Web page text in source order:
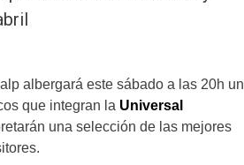
albergará este sábado a las 20h un
que integran la Universal
una selección de las mejores